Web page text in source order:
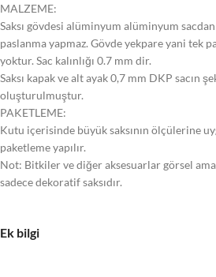
MALZEME:
Saksı gövdesi alüminyum alüminyum
paslanma yapmaz. Gövde yekpare yani tek
yoktur. Sac kalınlığı 0.7 mm dir.
Saksı kapak ve alt ayak 0,7 mm DKP sacın
oluşturulmuştur.
PAKETLEME:
Kutu içerisinde büyük saksının ölçülerine
paketleme yapılır.
Not: Bitkiler ve diğer aksesuarlar görsel
sadece dekoratif saksıdır.
Ek bilgi